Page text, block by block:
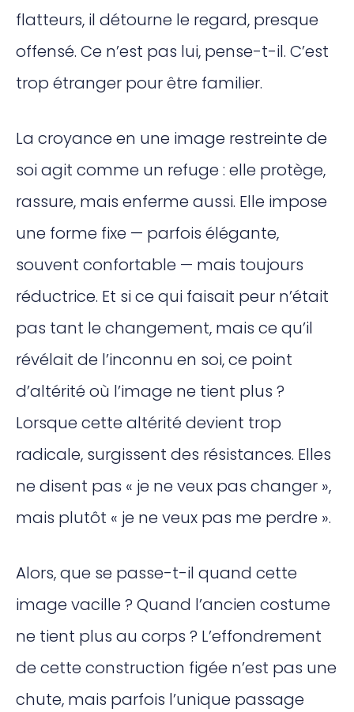
flatteurs, il détourne le regard, presque
offensé. Ce n’est pas lui, pense-t-il. C’est
trop étranger pour être familier.
La croyance en une image restreinte de
soi agit comme un refuge : elle protège,
rassure, mais enferme aussi. Elle impose
une forme fixe — parfois élégante,
souvent confortable — mais toujours
réductrice. Et si ce qui faisait peur n’était
pas tant le changement, mais ce qu’il
révélait de l’inconnu en soi, ce point
d’altérité où l’image ne tient plus ?
Lorsque cette altérité devient trop
radicale, surgissent des résistances. Elles
ne disent pas « je ne veux pas changer »,
mais plutôt « je ne veux pas me perdre ».
Alors, que se passe-t-il quand cette
image vacille ? Quand l’ancien costume
ne tient plus au corps ? L’effondrement
de cette construction figée n’est pas une
chute, mais parfois l’unique passage